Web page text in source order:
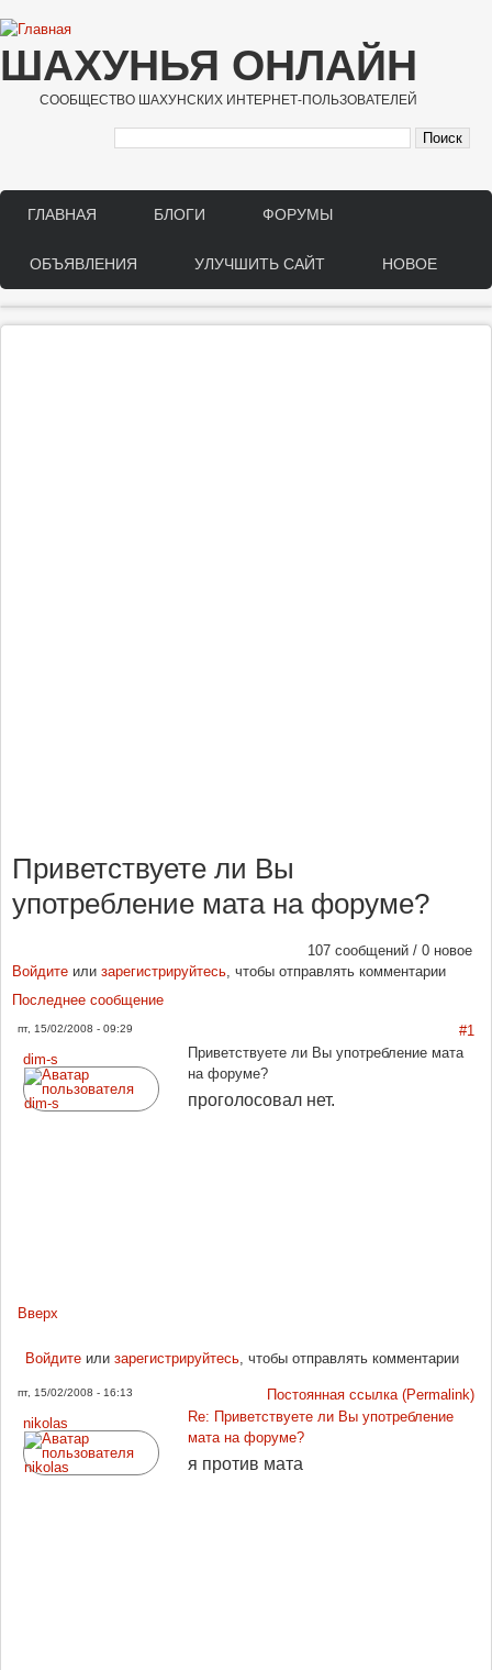
Перейти к основному содержанию
ШАХУНЬЯ ОНЛАЙН
СООБЩЕСТВО ШАХУНСКИХ ИНТЕРНЕТ-ПОЛЬЗОВАТЕЛЕЙ
Main menu
ГЛАВНАЯ БЛОГИ ФОРУМЫ
ОБЪЯВЛЕНИЯ УЛУЧШИТЬ САЙТ НОВОЕ
Приветствуете ли Вы
употребление мата на форуме?
107 сообщений / 0 новое
Войдите или зарегистрируйтесь, чтобы отправлять комментарии
Последнее сообщение
пт, 15/02/2008 - 09:29
#1
dim-s
Приветствуете ли Вы употребление мата
на форуме?
проголосовал нет.
Вверх
Войдитеили зарегистрируйтесь, чтобы отправлять комментарии
пт, 15/02/2008 - 16:13
Постоянная ссылка (Permalink)
nikolas
Re: Приветствуете ли Вы употребление
мата на форуме?
я против мата